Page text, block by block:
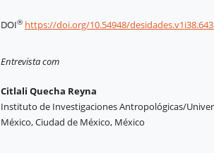
DOI® https://doi.org/10.54948/
Entrevista com
Citlali Quecha Reyna
Instituto de Investigaciones Antropológicas/
México, Ciudad de México, México